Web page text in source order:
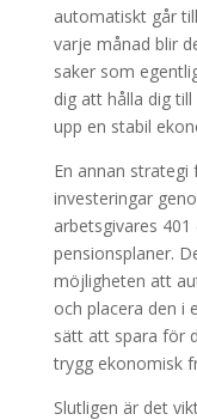
automatiskt går
varje månad blir
saker som
dig att hålla dig
upp en stabil
En annan
investeringar
arbetsgivares 401
pensionsplaner.
möjligheten att
och placera den i
sätt att spara för
trygg ekonomisk
Slutligen är det